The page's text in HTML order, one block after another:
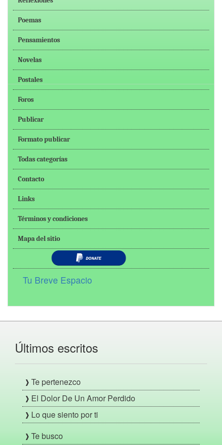
Poemas
Pensamientos
Novelas
Postales
Foros
Publicar
Formato publicar
Todas categorías
Contacto
Links
Términos y condiciones
Mapa del sitio
Tu Breve Espacio
Últimos escritos
Te pertenezco
El Dolor De Un Amor Perdido
Lo que siento por ti
Te busco